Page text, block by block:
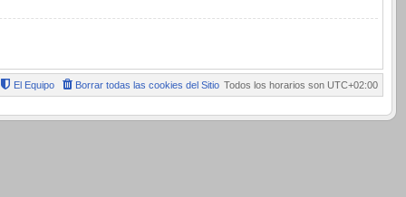
Todos los horarios son UTC+02:00
Borrar todas las cookies del Sitio
El Equipo